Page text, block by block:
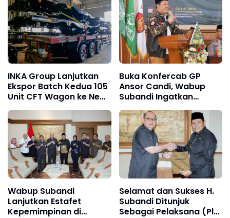
Madiun
INKA Group Lanjutkan
Ekspor Batch Kedua 105
Unit CFT Wagon ke New
Zealand
Buka Konfercab GP
Ansor Candi, Wabup
Subandi Ingatkan
Bahwa Pemuda Calon
Pemimpin Bangsa
Wabup Subandi
Lanjutkan Estafet
Kepemimpinan di
Selamat dan Sukses H.
Subandi Ditunjuk
Sebagai Pelaksana (Plt)